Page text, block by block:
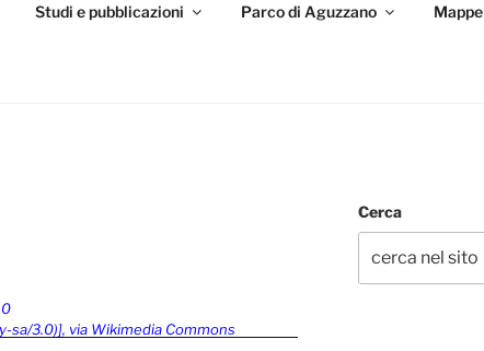
Studi e pubblicazioni Parco di Aguzzano Mappe
Cerca